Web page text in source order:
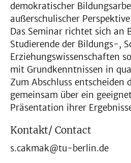
demokratischer
außerschulischer
Das Seminar richtet sich an
Studierende der Bildungs-,
Erziehungswissenschaften
mit Grundkenntnissen in
Zum Abschluss entscheiden
gemeinsam über ein
Präsentation ihrer
Kontakt/ Contact
s.cakmak@tu-berlin.de